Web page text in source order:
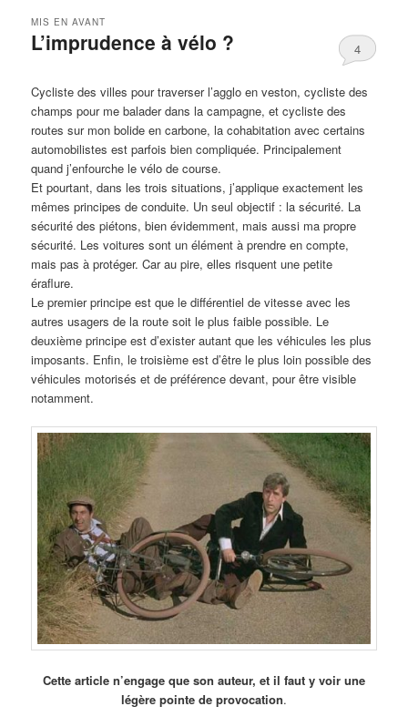
L’imprudence à vélo ?
MIS EN AVANT
4
Cycliste des villes pour traverser l’agglo en veston, cycliste des
champs pour me balader dans la campagne, et cycliste des
routes sur mon bolide en carbone, la cohabitation avec certains
automobilistes est parfois bien compliquée. Principalement
quand j’enfourche le vélo de course.
Et pourtant, dans les trois situations, j’applique exactement les
mêmes principes de conduite. Un seul objectif : la sécurité. La
sécurité des piétons, bien évidemment, mais aussi ma propre
sécurité. Les voitures sont un élément à prendre en compte,
mais pas à protéger. Car au pire, elles risquent une petite
éraflure.
Le premier principe est que le différentiel de vitesse avec les
autres usagers de la route soit le plus faible possible. Le
deuxième principe est d’exister autant que les véhicules les plus
imposants. Enfin, le troisième est d’être le plus loin possible des
véhicules motorisés et de préférence devant, pour être visible
notamment.
Cette article n’engage que son auteur, et il faut y voir une
légère pointe de provocation.